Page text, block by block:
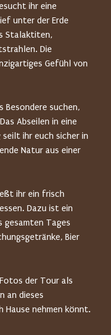
ihr eine
unter der Erde
Stalaktiten,
Die
Gefühl von
Besondere suchen,
Abseilen in eine
ihr euch sicher in
Natur aus einer
ihr ein frisch
Dazu ist ein
gesamten Tages
Bier
der Tour als
an dieses
Hause nehmen könnt.